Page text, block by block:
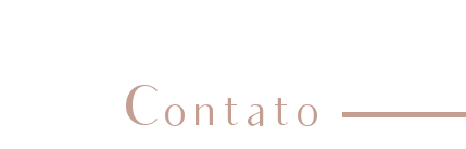
Contato